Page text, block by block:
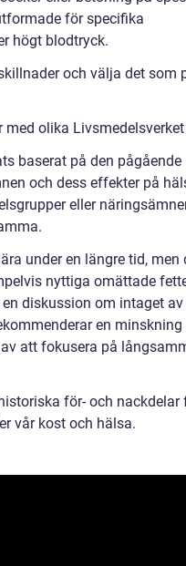
för specifika
högt blodtryck.
och välja det som
olika
baserat på den pågående
och dess effekter på
eller
under en längre tid, men
nyttiga omättade
diskussion om intaget av
en minskning
att fokusera på
för- och nackdelar
vår kost och hälsa.